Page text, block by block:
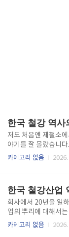
저도 처음엔 제철소
야기를 잘 몰랐습니
대부터 조선시대까지
아직도 쇠를 달궈 망
봤을 때, 제가 매일 보
연속주조 설비가 결
이 새삼스럽게 느껴
선시대 천 년간 우리
카테고리 없음
회사에서 20년을 일
업의 뿌리에 대해서
한국 철강산업 하면
카테고리 없음